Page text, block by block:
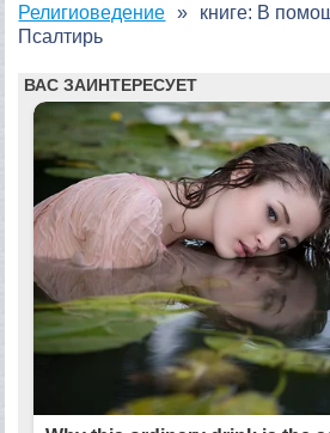
Религиоведение
книге: В
Псалтирь